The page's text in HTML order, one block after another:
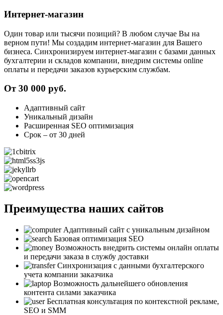
Интернет-магазин
Один товар или тысячи позиций? В любом случае Вы на
верном пути! Мы создадим интернет-магазин для Вашего
бизнеса. Синхронизируем интернет-магазин с базами данных
бухгалтерии и складов компании, внедрим системы online
оплаты и передачи заказов курьерским службам.
От 30 000 руб.
Адаптивный сайт
Уникальный дизайн
Расширенная SEO оптимизация
Cрок – от 30 дней
Преимущества наших сайтов
Адаптивный сайт с уникальным дизайном
Базовая оптимизация SEO
Возможность внедрить системы онлайн оплаты
и передачи заказа в службу доставки
Синхронизация с данными бухгалтерского
учета компании заказчика
Возможность дальнейшего обновления
контента силами заказчика
Бесплатная консультация по контекстной рекламе,
SEO и SMM